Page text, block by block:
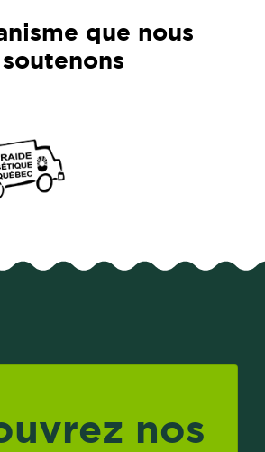
que nous
soutenons
nos